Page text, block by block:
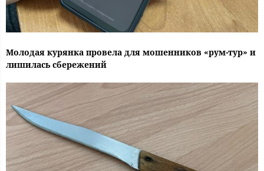
Молодая курянка провела для мошенников «рум-тур» и
лишилась сбережений